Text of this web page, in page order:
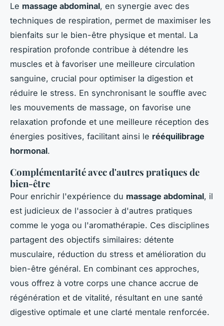
Le massage abdominal, en synergie avec des
techniques de respiration, permet de maximiser les
bienfaits sur le bien-être physique et mental. La
respiration profonde contribue à détendre les
muscles et à favoriser une meilleure circulation
sanguine, crucial pour optimiser la digestion et
réduire le stress. En synchronisant le souffle avec
les mouvements de massage, on favorise une
relaxation profonde et une meilleure réception des
énergies positives, facilitant ainsi le rééquilibrage
hormonal.
Complémentarité avec d'autres pratiques de
bien-être
Pour enrichir l'expérience du massage abdominal, il
est judicieux de l'associer à d'autres pratiques
comme le yoga ou l'aromathérapie. Ces disciplines
partagent des objectifs similaires: détente
musculaire, réduction du stress et amélioration du
bien-être général. En combinant ces approches,
vous offrez à votre corps une chance accrue de
régénération et de vitalité, résultant en une santé
digestive optimale et une clarté mentale renforcée.